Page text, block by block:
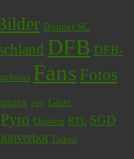
Bonner SC
DFB DFB-
Fans Fotos
gvp Gäste
Pyro Quoten RTL SGD
Tickets